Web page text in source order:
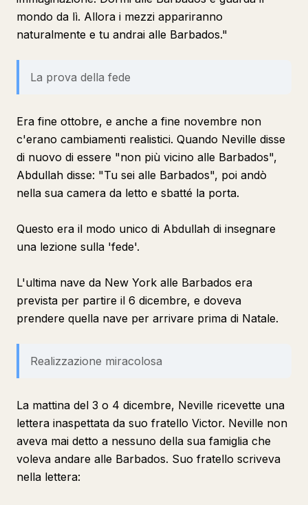
mondo da lì. Allora i mezzi appariranno
naturalmente e tu andrai alle Barbados."
La prova della fede
Era fine ottobre, e anche a fine novembre non
c'erano cambiamenti realistici. Quando Neville disse
di nuovo di essere "non più vicino alle Barbados",
Abdullah disse: "Tu sei alle Barbados", poi andò
nella sua camera da letto e sbatté la porta.
Questo era il modo unico di Abdullah di insegnare
una lezione sulla 'fede'.
L'ultima nave da New York alle Barbados era
prevista per partire il 6 dicembre, e doveva
prendere quella nave per arrivare prima di Natale.
Realizzazione miracolosa
La mattina del 3 o 4 dicembre, Neville ricevette una
lettera inaspettata da suo fratello Victor. Neville non
aveva mai detto a nessuno della sua famiglia che
voleva andare alle Barbados. Suo fratello scriveva
nella lettera: